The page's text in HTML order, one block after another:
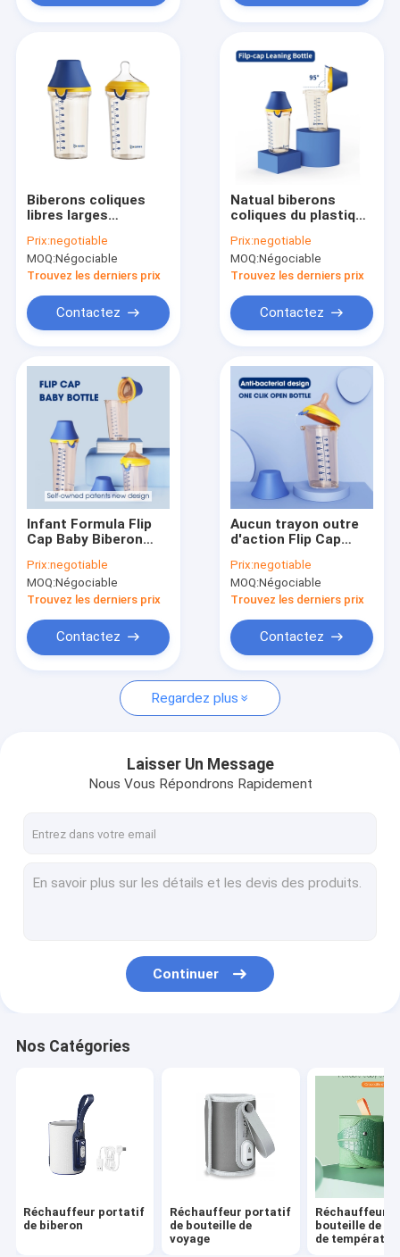
Produits
Au sujet de nous
Visite d'usine
Contrôle de qualité
Nouvelles
Cas
Réchauffeur portatif de biberon
Réchauffeur de bouteille de contrôle de température
Flip Cap Baby Bottle
brosse de bain bébé
Une cuillère et une fourchette
Une sucette de nuit et de jour
Biberons coliques
libres larges
BPA de Papa Flip Cap
Milk Bottle PPSU anti
Prix:negotiable
MOQ:Négociable
Trouvez les derniers prix
Contactez
Natual biberons
coliques du plastique
PPSU de Flip Cap
Baby Bottle
Prix:negotiable
MOQ:Négociable
Trouvez les derniers prix
Contactez
Infant Formula Flip
Cap Baby Biberon
Colic PPSU BPA Free
180ml
Prix:negotiable
MOQ:Négociable
Trouvez les derniers prix
Contactez
Aucun trayon outre
d'action Flip Cap
phtalates PPSU libre
BPA de 6 onces libres
Prix:negotiable
MOQ:Négociable
Trouvez les derniers prix
Contactez
Regardez plus
Laisser Un Message
Nous Vous Répondrons Rapidement
Continuer
Nos Catégories
Réchauffeur portatif
de biberon
Réchauffeur portatif
de bouteille de
voyage
Réchauffeur
bouteille de
de